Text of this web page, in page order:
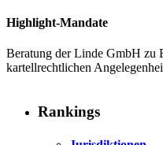
Highlight-Mandate
Beratung der Linde GmbH zu
kartellrechtlichen
Rankings